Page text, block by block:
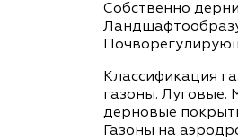
Собственно
Классификация
газоны. Луговые.
дерновые
Газоны на